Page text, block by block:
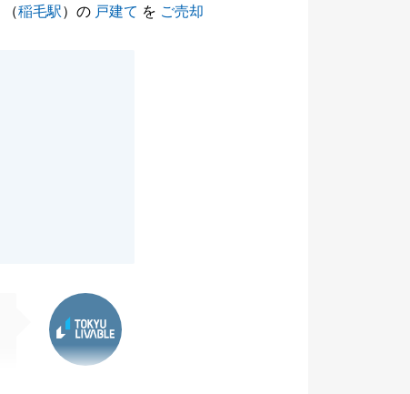
（稲毛駅）の 戸建て を ご売却